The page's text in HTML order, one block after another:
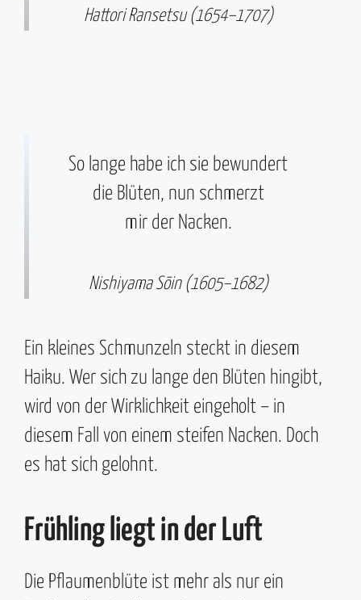
Hattori Ransetsu (1654–1707)
So lange habe ich sie bewundert
die Blüten, nun schmerzt
mir der Nacken.
Nishiyama Sōin (1605–1682)
Ein kleines Schmunzeln steckt in diesem
Haiku. Wer sich zu lange den Blüten hingibt,
wird von der Wirklichkeit eingeholt – in
diesem Fall von einem steifen Nacken. Doch
es hat sich gelohnt.
Frühling liegt in der Luft
Die Pflaumenblüte ist mehr als nur ein